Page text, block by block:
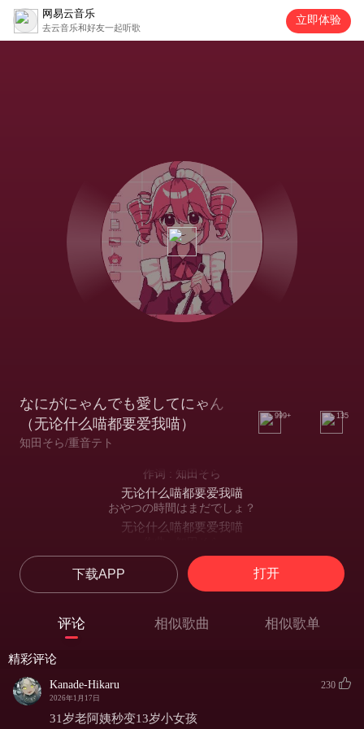
网易云音乐
去云音乐和好友一起听歌
立即体验
なにがにゃんでも愛してにゃん
（无论什么喵都要爱我喵）
知田そら/重音テト
999+ 135
作词 : 知田そら
无论什么喵都要爱我喵
おやつの時間はまだでしょ？
无论什么喵都要爱我喵
无论什么喵都要爱我喵
编曲 : 知田そら
无论什么喵都要爱我喵
歌：重音テトSV
恋してにゃん
下载APP 打开
评论 相似歌曲 相似歌单
精彩评论
Kanade-Hikaru
2026年1月17日
230
31岁老阿姨秒变13岁小女孩